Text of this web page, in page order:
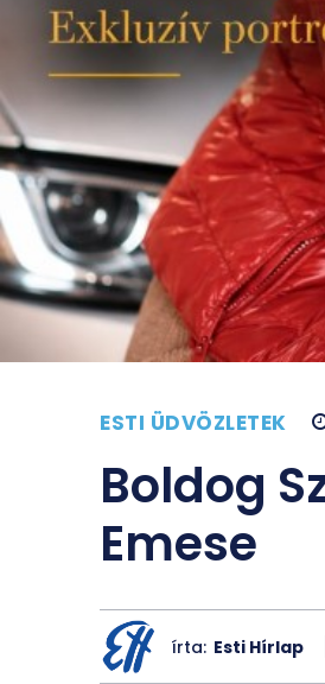
ESTI ÜDVÖZLETEK
Boldog
Emese
írta: Esti Hírlap